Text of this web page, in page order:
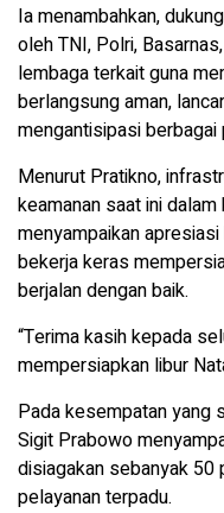
Ia menambahkan,
oleh TNI, Polri,
lembaga terkait guna
berlangsung aman,
mengantisipasi
Menurut Pratikno,
keamanan saat ini
menyampaikan
bekerja keras
berjalan dengan baik.
“Terima kasih kepada
mempersiapkan libur
Pada kesempatan yang
Sigit Prabowo
disiagakan sebanyak
pelayanan terpadu.